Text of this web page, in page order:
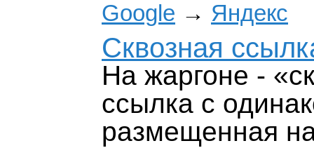
Google → Яндекс
Сквозная
На жаргоне -
ссылка с
размещенная